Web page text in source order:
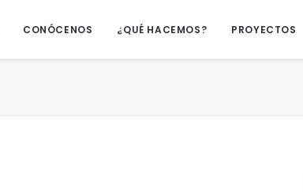
CONÓCENOS ¿QUÉ HACEMOS? PROYECTOS